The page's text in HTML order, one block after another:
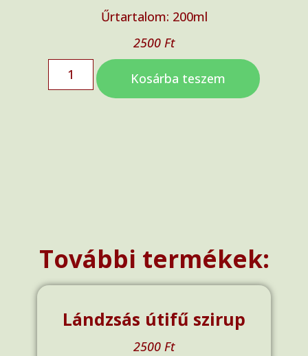
Űrtartalom: 200ml
2500 Ft
Kosárba teszem
További termékek:
Lándzsás útifű szirup
2500 Ft